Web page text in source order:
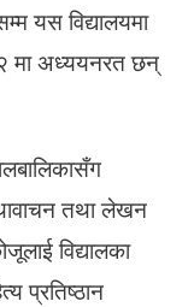
यस विद्यालयमा
मा अध्ययनरत छन्
तथा लेखन
विद्यालका
प्रतिष्ठान